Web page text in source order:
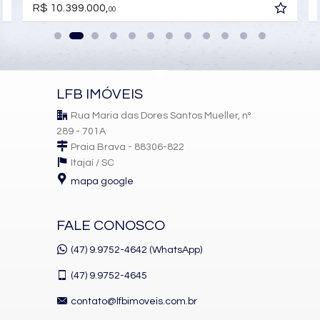
Piscina Infantil
Câmeras de Segurança
Pet Place
Espaço Zen
Pìscina Térmica
Entrada para Banhistas
Box de Praia
Hall Decorado e Mobiliado
Estar Social
Acessibilidade para PNE
R$ 10.399.000,00
LFB IMÓVEIS
Rua Maria das Dores Santos Mueller, nº
289 - 701A
Praia Brava - 88306-822
Itajaí / SC
mapa google
FALE CONOSCO
(47) 9.9752-4642 (WhatsApp)
(47) 9.9752-4645
contato@lfbimoveis.com.br